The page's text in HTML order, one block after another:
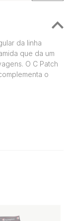
da linha
que da um
O C Patch
o